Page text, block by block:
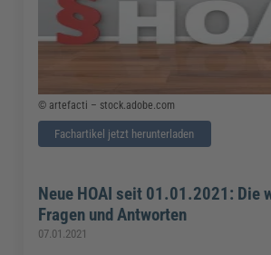
© artefacti – stock.adobe.com
Fachartikel jetzt herunterladen
Neue HOAI seit 01.01.2021: Die
Fragen und Antworten
07.01.2021